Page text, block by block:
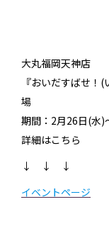
大丸福岡天神店
『おいだすばせ
場
期間：2月26日(水)
詳細はこちら
↓ ↓ ↓
イベントページ